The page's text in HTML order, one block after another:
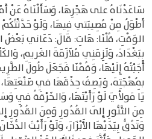
سَاعَدْنَاهُ على هَجْرِهَا، وَسَأَلْنَاهُ عَنْ
أَطْوَلُ مِنْ مُصِيبَتي فِيهَا، وَلَوْ
الوَقْتِ، قُلْنَا: هَاتِ: قَالَ: دَعَاني بَعْضُ
بِبَغْدَادَ، وَلَزِمَنِي مُلاَزَمَةَ الغَريمِ،
أَجَبْتُهُ إِلَيْهَا، وَقُمْنَا فَجَعَلَ طُولَ
بِمُهْجَتِهَ، وَيَصِفُ حِذْقَهَا فِي
يَا مَولاْيَ لَوْ رَأَيْتَهَا، وَالخَرْقَةُ فِي
مِنَ التَّنُّورِ إِلَى القُدُورِ وَمِنَ القُدُورِ
وَتَدُقُّ بِيَدَيْهَا الأَبْزَارَ، وَلَوْ رَأَيْتَ